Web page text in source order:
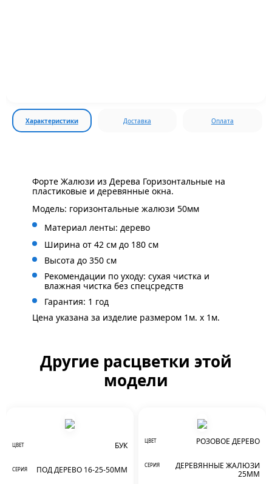
Характеристики Доставка Оплата
Форте Жалюзи из Дерева Горизонтальные на
пластиковые и деревянные окна.
Модель: горизонтальные жалюзи 50мм
Материал ленты: дерево
Ширина от 42 см до 180 см
Высота до 350 см
Рекомендации по уходу: сухая чистка и
влажная чистка без спецсредств
Гарантия: 1 год
Цена указана за изделие размером 1м. x 1м.
Другие расцветки этой
модели
ЦВЕТ БУК
СЕРИЯ ПОД ДЕРЕВО 16-25-50ММ
ЦВЕТ РОЗОВОЕ ДЕРЕВО
СЕРИЯ
ДЕРЕВЯННЫЕ ЖАЛЮЗИ
25ММ